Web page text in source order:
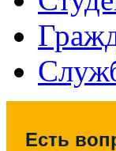
Есть